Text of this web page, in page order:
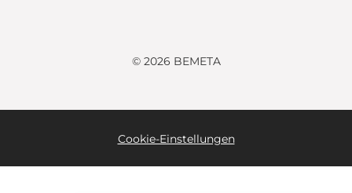
© 2026 BEMETA
Cookie-Einstellungen